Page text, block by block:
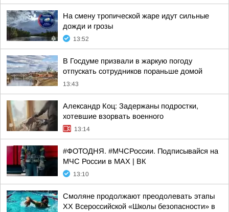
На смену тропической жаре идут сильные
дожди и грозы
13:52
В Госдуме призвали в жаркую погоду
отпускать сотрудников пораньше домой
13:43
Александр Коц: Задержаны подростки,
хотевшие взорвать военного
13:14
#ФОТОДНЯ. #МЧСРоссии. Подписывайся на
МЧС России в MAX | ВК
13:10
Смоляне продолжают преодолевать этапы
XX Всероссийской «Школы безопасности» в